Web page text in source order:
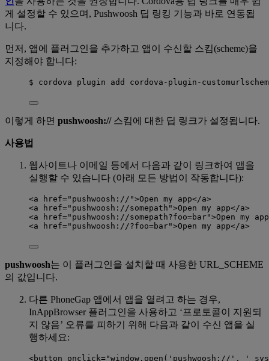
게 설정할 수 있으며, Pushwoosh 딥 링킹 기능과 바로 연동됩
니다.
먼저, 앱에 플러그인을 추가하고 앱이 수신할 스킴(scheme)을
지정해야 합니다:
$ cordova plugin add cordova-plugin-customurlscheme
이렇게 하면 pushwoosh://스킴에 대한 딥 링크가 설정됩니다.
사용법
웹사이트나 이메일 등에서 다음과 같이 링크하여 앱을
실행할 수 있습니다 (아래 모든 방법이 작동합니다):
<a href="pushwoosh://">Open my app</a>
<a href="pushwoosh://somepath">Open my app</a>
<a href="pushwoosh://somepath?foo=bar">Open my
<a href="pushwoosh://?foo=bar">Open my app</a>
pushwoosh는 이 플러그인을 설치할 때 사용한 URL_SCHEME
의 값입니다.
다른 PhoneGap 앱에서 앱을 열려고 하는 경우,
InAppBrowser 플러그인을 사용하고 ‘프로토콜이 지원되
지 않음’ 오류를 피하기 위해 다음과 같이 수신 앱을 실
행하세요:
<button onclick="window.open('pushwoosh://',